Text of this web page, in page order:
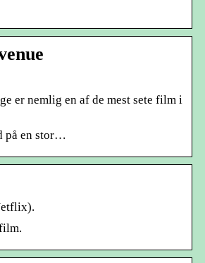
er nemlig en af de mest sete film i
på en stor…